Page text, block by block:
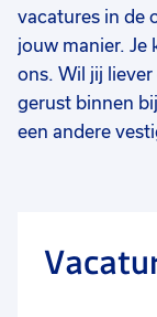
vacatures in de
jouw manier. Je
ons. Wil jij liever
gerust binnen bij
een andere